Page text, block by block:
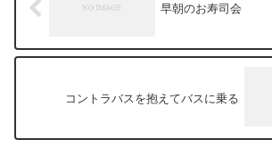
早朝のお寿司会
コントラバスを抱えてバスに乗る